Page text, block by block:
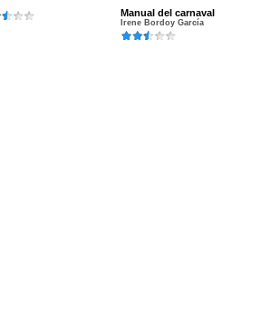
Manual del carnaval
Irene Bordoy García